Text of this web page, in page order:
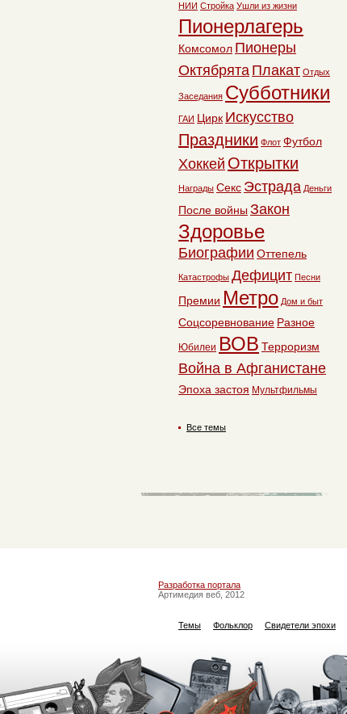
НИИ Стройка Ушли из жизни
Пионерлагерь
Комсомол Пионеры
Октябрята Плакат Отдых
Заседания Субботники
ГАИ Цирк Искусство
Праздники Флот Футбол
Хоккей Открытки
Награды Секс Эстрада Деньги
После войны Закон
Здоровье
Биографии Оттепель
Катастрофы Дефицит Песни
Премии Метро Дом и быт
Соцсоревнование Разное
Юбилеи ВОВ Терроризм
Война в Афганистане
Эпоха застоя Мультфильмы
Все темы
Разработка портала
Артимедия веб, 2012
Темы Фольклор Свидетели эпохи